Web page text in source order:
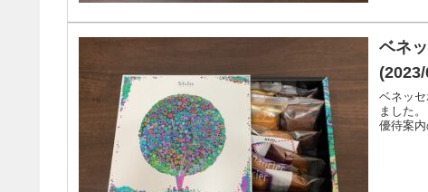
ベネ
ベネッ
ました
優待案